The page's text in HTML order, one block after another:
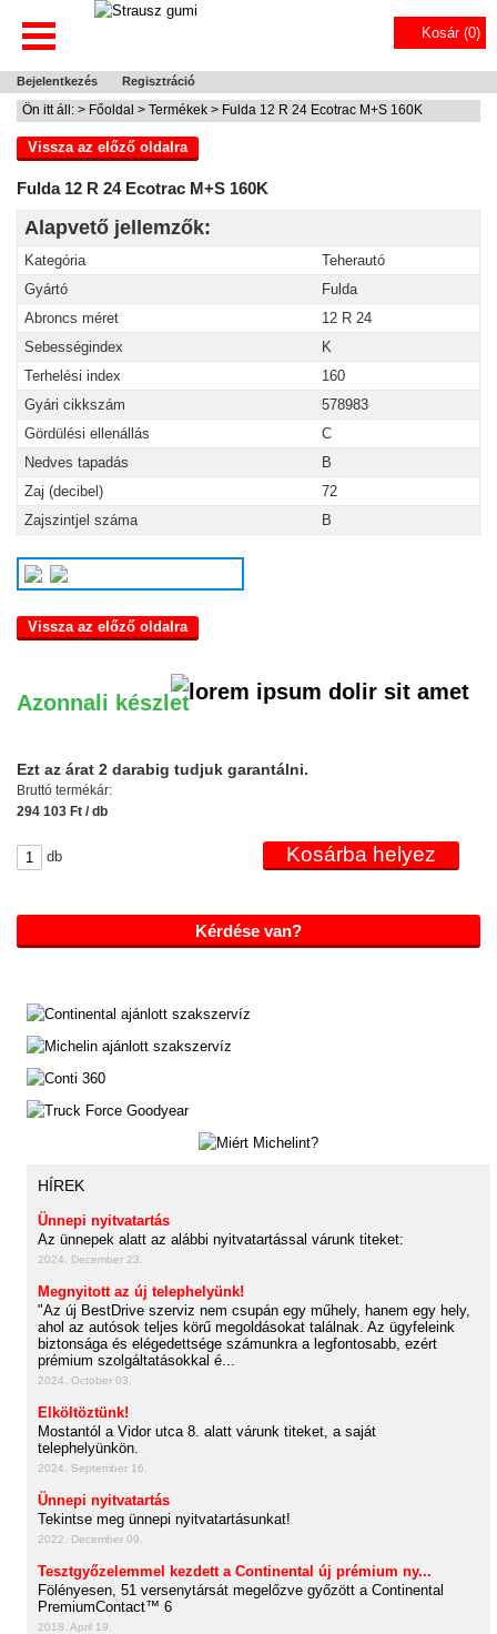
Kosár (0)
Bejelentkezés Regisztráció
Ön itt áll: > Főoldal > Termékek > Fulda 12 R 24 Ecotrac M+S 160K
Vissza az előző oldalra
Fulda 12 R 24 Ecotrac M+S 160K
Alapvető jellemzők:
Kategória
Teherautó
Gyártó
Fulda
Abroncs méret
12 R 24
Sebességindex
K
Terhelési index
160
Gyári cikkszám
578983
Gördülési ellenállás
C
Nedves tapadás
B
Zaj (decibel)
72
Zajszintjel száma
B
Vissza az előző oldalra
Azonnali készlet
Ezt az árat 2 darabig tudjuk garantálni.
Bruttó termékár:
294 103 Ft / db
db
Kérdése van?
HÍREK
Ünnepi nyitvatartás
Az ünnepek alatt az alábbi nyitvatartással várunk titeket:
2024. December 23.
Megnyitott az új telephelyünk!
"Az új BestDrive szerviz nem csupán egy műhely, hanem egy hely,
ahol az autósok teljes körű megoldásokat találnak. Az ügyfeleink
biztonsága és elégedettsége számunkra a legfontosabb, ezért
prémium szolgáltatásokkal é...
2024. October 03.
Elköltöztünk!
Mostantól a Vidor utca 8. alatt várunk titeket, a saját
telephelyünkön.
2024. September 16.
Ünnepi nyitvatartás
Tekintse meg ünnepi nyitvatartásunkat!
2022. December 09.
Tesztgyőzelemmel kezdett a Continental új prémium ny...
Fölényesen, 51 versenytársát megelőzve győzött a Continental
PremiumContact™ 6
2018. April 19.